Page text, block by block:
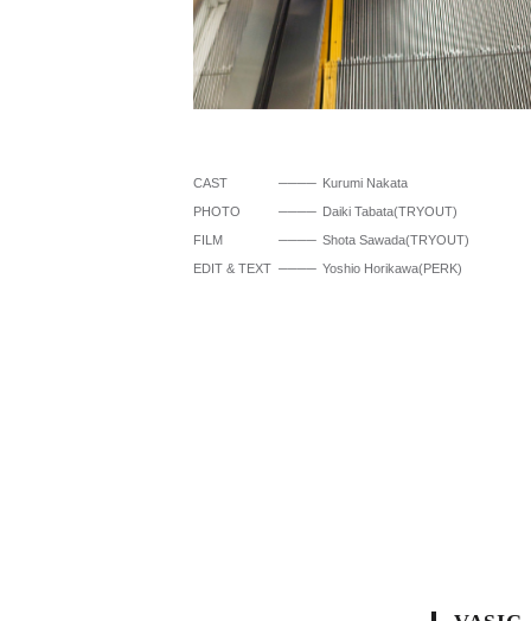
CAST
Kurumi Nakata
PHOTO
Daiki Tabata(TRYOUT)
FILM
Shota Sawada(TRYOUT)
EDIT & TEXT
Yoshio Horikawa(PERK)